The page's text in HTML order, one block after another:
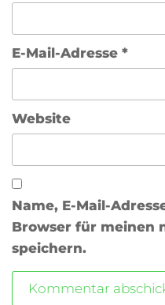
E-Mail-Adresse *
Website
Name, E-Mail-
Browser für meinen
speichern.